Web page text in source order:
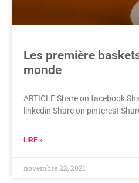
Les première
monde
ARTICLE Share on facebook
linkedin Share on pinterest
LIRE »
novembre 22, 2021